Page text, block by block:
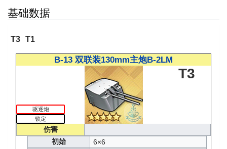
基础数据
T3 T1
B-13 双联装130mm主炮B-2LM
驱逐炮
锁定
T3
伤害
初始
6×6